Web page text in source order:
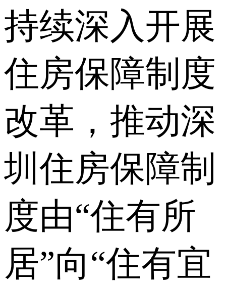
持续深入开展
住房保障制度
改革，推动深
圳住房保障制
度由“住有所
居”向“住有宜